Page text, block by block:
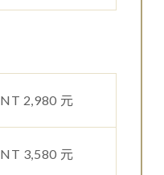
NT 2,980 元
NT 3,580 元